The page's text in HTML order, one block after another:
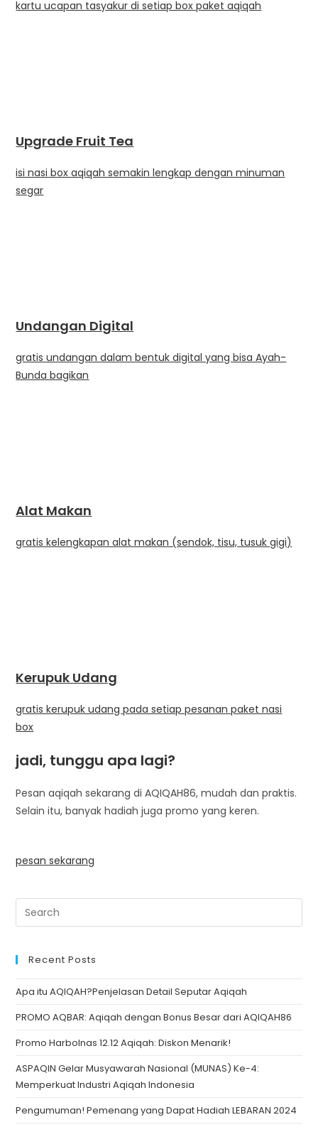
kartu ucapan tasyakur di setiap box paket aqiqah
Upgrade Fruit Tea
isi nasi box aqiqah semakin lengkap dengan minuman
segar
Undangan Digital
gratis undangan dalam bentuk digital yang bisa Ayah-
Bunda bagikan
Alat Makan
gratis kelengkapan alat makan (sendok, tisu, tusuk gigi)
Kerupuk Udang
gratis kerupuk udang pada setiap pesanan paket nasi
box
jadi, tunggu apa lagi?
Pesan aqiqah sekarang di AQIQAH86, mudah dan praktis.
Selain itu, banyak hadiah juga promo yang keren.
pesan sekarang
Recent Posts
Apa itu AQIQAH?Penjelasan Detail Seputar Aqiqah
PROMO AQBAR: Aqiqah dengan Bonus Besar dari AQIQAH86
Promo Harbolnas 12.12 Aqiqah: Diskon Menarik!
ASPAQIN Gelar Musyawarah Nasional (MUNAS) Ke-4:
Memperkuat Industri Aqiqah Indonesia
Pengumuman! Pemenang yang Dapat Hadiah LEBARAN 2024